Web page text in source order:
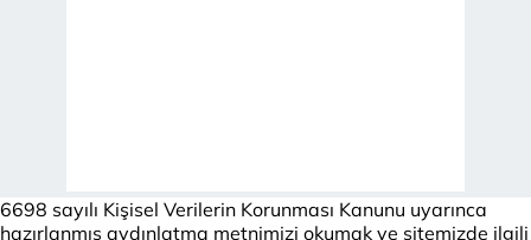
6698 sayılı Kişisel Verilerin Korunması Kanunu uyarınca
hazırlanmış aydınlatma metnimizi okumak ve sitemizde ilgili